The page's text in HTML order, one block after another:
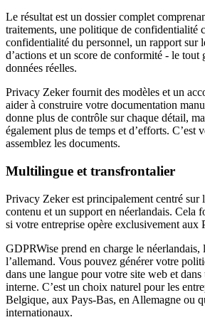
Le résultat est un dossier complet
traitements, une politique de confidentialité
confidentialité du personnel, un rapport sur
d’actions et un score de conformité - le tout
données réelles.
Privacy Zeker fournit des modèles et un
aider à construire votre documentation
donne plus de contrôle sur chaque détail,
également plus de temps et d’efforts. C’est
assemblez les documents.
Multilingue et transfrontalier
Privacy Zeker est principalement centré sur
contenu et un support en néerlandais. Cela
si votre entreprise opère exclusivement aux
GDPRWise prend en charge le néerlandais,
l’allemand. Vous pouvez générer votre
dans une langue pour votre site web et
interne. C’est un choix naturel pour les
Belgique, aux Pays-Bas, en Allemagne ou
internationaux.